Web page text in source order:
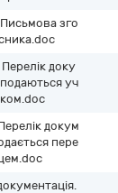
зго
доку
подаються уч
докум
пере